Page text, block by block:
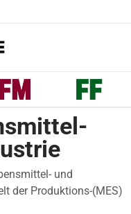
und
der Produktions-(MES)